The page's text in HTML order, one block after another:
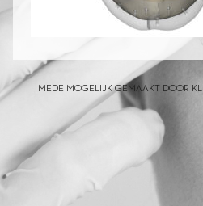
MEDE MOGELIJK GEMAAKT DOOR